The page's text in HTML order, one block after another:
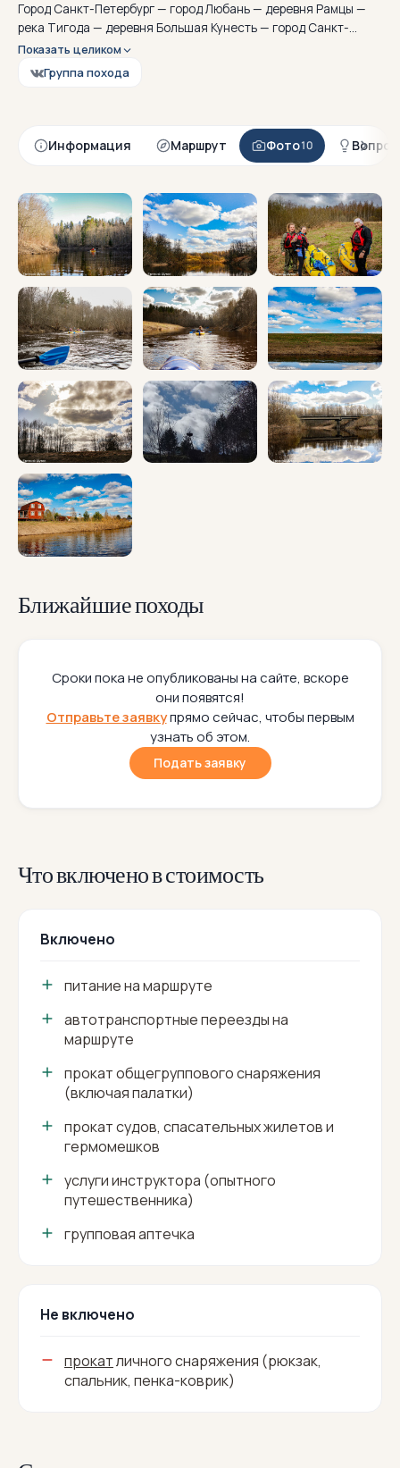
Город Санкт-Петербург — город Любань — деревня Рамцы —
река Тигода — деревня Большая Кунесть — город Санкт-
Петербург
Показать целиком
Группа похода
Информация Маршрут Фото10
Ближайшие походы
Сроки пока не опубликованы на сайте, вскоре
они появятся!
Отправьте заявкупрямо сейчас, чтобы первым
узнать об этом.
Подать заявку
Что включено в стоимость
Включено
питание на маршруте
автотранспортные переезды на
маршруте
прокат общегруппового снаряжения
(включая палатки)
прокат судов, спасательных жилетов и
гермомешков
услуги инструктора (опытного
путешественника)
групповая аптечка
Не включено
прокатличного снаряжения (рюкзак,
спальник, пенка-коврик)